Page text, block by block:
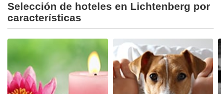
Selección de hoteles en Lichtenberg por
características